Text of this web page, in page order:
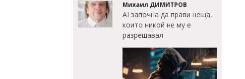
Михаил ДИМИТРОВ
AI започна да прави неща,
които никой не му е
разрешавал